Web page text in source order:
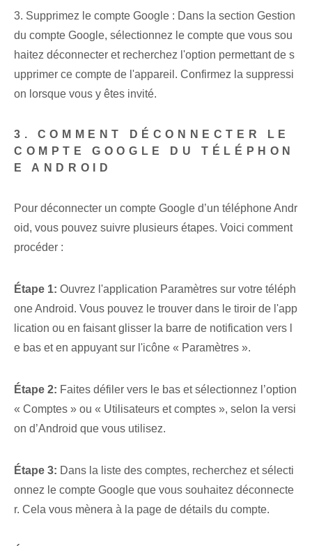
3. Supprimez le compte Google : Dans la section Gestion
du compte Google, sélectionnez le compte que vous sou
haitez déconnecter et recherchez l'option permettant de s
upprimer ce compte de l'appareil. Confirmez la suppressi
on lorsque vous y êtes invité.
3. COMMENT DÉCONNECTER LE
COMPTE GOOGLE DU TÉLÉPHON
E ANDROID
Pour déconnecter un compte Google d’un téléphone Andr
oid, vous pouvez suivre plusieurs étapes. Voici comment
procéder :
Étape 1: Ouvrez l'application Paramètres sur votre téléph
one Android. Vous pouvez le trouver dans le tiroir de l'app
lication ou en faisant glisser la barre de notification vers l
e bas et en appuyant sur l'icône « Paramètres ».
Étape 2: Faites défiler vers le bas et sélectionnez l’option
« Comptes » ou « Utilisateurs et comptes », selon la versi
on d’Android que vous utilisez.
Étape 3: Dans la liste des comptes, recherchez et sélecti
onnez le compte Google que vous souhaitez déconnecte
r. Cela vous mènera à la page de détails du compte.